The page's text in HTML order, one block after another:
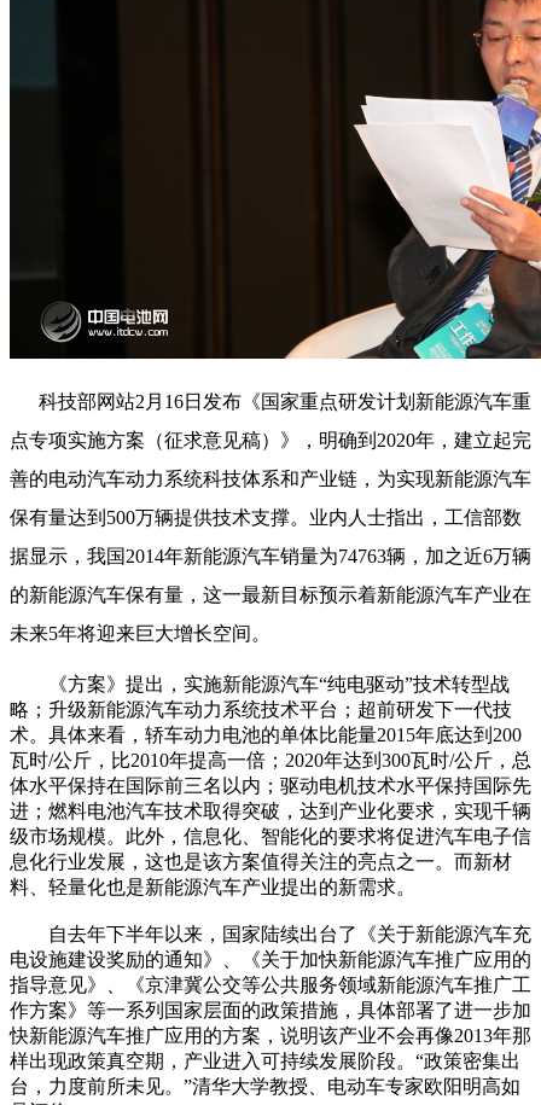
科技部网站2月16日发布《国家重点研发计划新能源汽车重
点专项实施方案（征求意见稿）》，明确到2020年，建立起完
善的电动汽车动力系统科技体系和产业链，为实现新能源汽车
保有量达到500万辆提供技术支撑。业内人士指出，工信部数
据显示，我国2014年新能源汽车销量为74763辆，加之近6万辆
的新能源汽车保有量，这一最新目标预示着新能源汽车产业在
未来5年将迎来巨大增长空间。
《方案》提出，实施新能源汽车“纯电驱动”技术转型战
略；升级新能源汽车动力系统技术平台；超前研发下一代技
术。具体来看，轿车动力电池的单体比能量2015年底达到200
瓦时/公斤，比2010年提高一倍；2020年达到300瓦时/公斤，总
体水平保持在国际前三名以内；驱动电机技术水平保持国际先
进；燃料电池汽车技术取得突破，达到产业化要求，实现千辆
级市场规模。此外，信息化、智能化的要求将促进汽车电子信
息化行业发展，这也是该方案值得关注的亮点之一。而新材
料、轻量化也是新能源汽车产业提出的新需求。
自去年下半年以来，国家陆续出台了《关于新能源汽车充
电设施建设奖励的通知》、《关于加快新能源汽车推广应用的
指导意见》、《京津冀公交等公共服务领域新能源汽车推广工
作方案》等一系列国家层面的政策措施，具体部署了进一步加
快新能源汽车推广应用的方案，说明该产业不会再像2013年那
样出现政策真空期，产业进入可持续发展阶段。“政策密集出
台，力度前所未见。”清华大学教授、电动车专家欧阳明高如